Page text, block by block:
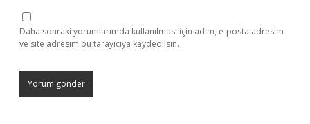
Daha sonraki yorumlarımda kullanılması için adım, e-posta adresim
ve site adresim bu tarayıcıya kaydedilsin.